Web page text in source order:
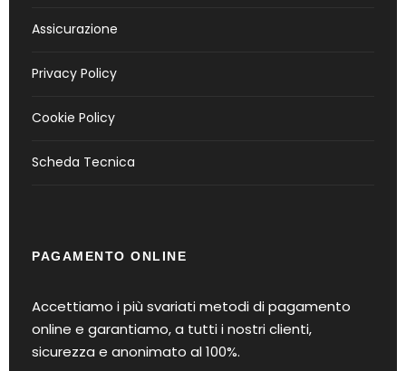
Assicurazione
Privacy Policy
Cookie Policy
Scheda Tecnica
PAGAMENTO ONLINE
Accettiamo i più svariati metodi di pagamento
online e garantiamo, a tutti i nostri clienti,
sicurezza e anonimato al 100%.